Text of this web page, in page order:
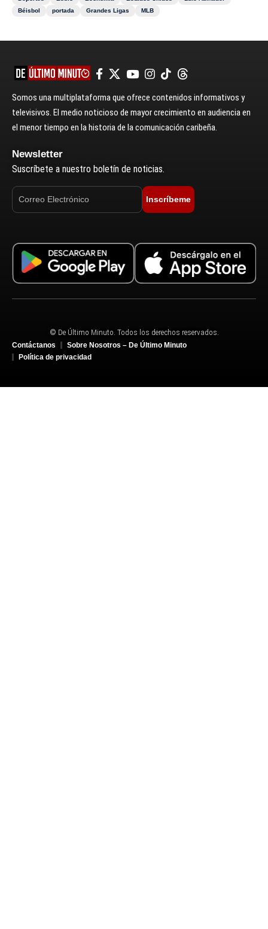
Béisbol
portada Grandes Ligas MLB
Somos una multiplataforma que ofrece contenidos informativos y
televisivos. El medio noticioso de mayor crecimiento en audiencia en
el menor tiempo en la historia de la comunicación caribeña.
Newsletter
Suscríbete a nuestro boletín de noticias.
Inscríbeme
© De Último Minuto. Todos los derechos reservados.
Contáctanos
Sobre Nosotros – De Último Minuto
Política de privacidad